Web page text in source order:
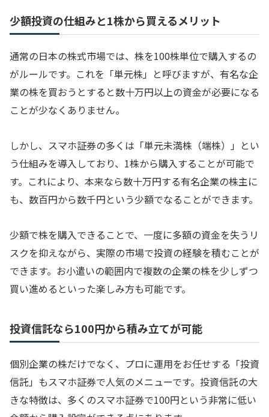
少額投資の仕組みと1株から買えるメリット
通常の日本の株式市場では、株を100株単位で購入するの
がルールです。これを「単元株」と呼びますが、有名な企
業の株を買おうとすると数十万円以上の資金が必要になる
ことが少なくありません。
しかし、スマホ証券の多くは「単元未満株（端株）」とい
う仕組みを導入しており、1株から購入することが可能で
す。これにより、本来なら数十万円する有名企業の株主に
も、数百円から数千円という少額でなることができます。
少額で株を購入できることで、一度に多額の資金を失うリ
スクを抑えながら、実際の市場で投資の経験を積むことが
できます。お小遣いの範囲内で複数の企業の株を少しずつ
買い進めるといった楽しみ方も可能です。
投資信託なら100円から積み立てが可能
個別企業の株だけでなく、プロに運用をお任せする「投資
信託」もスマホ証券で人気のメニューです。投資信託の大
きな特徴は、多くのスマホ証券で100円という非常に低い